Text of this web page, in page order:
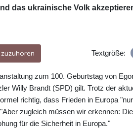
das ukrainische Volk
Textgröße:
zum 100. Geburtstag von
Willy Brandt (SPD) gilt. Trotz der
richtig, dass Frieden in Europa
zugleich müssen wir erkennen:
für die Sicherheit in Europa."